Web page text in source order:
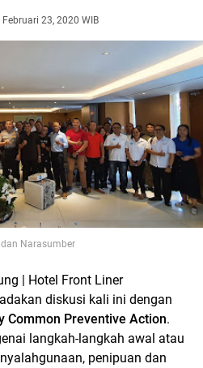
23, 2020 WIB
Narasumber
| Hotel Front Liner
diskusi kali ini dengan
Common Preventive Action.
langkah-langkah awal atau
penipuan dan